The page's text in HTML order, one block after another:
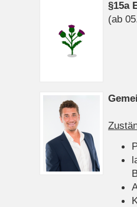
§15a
(ab